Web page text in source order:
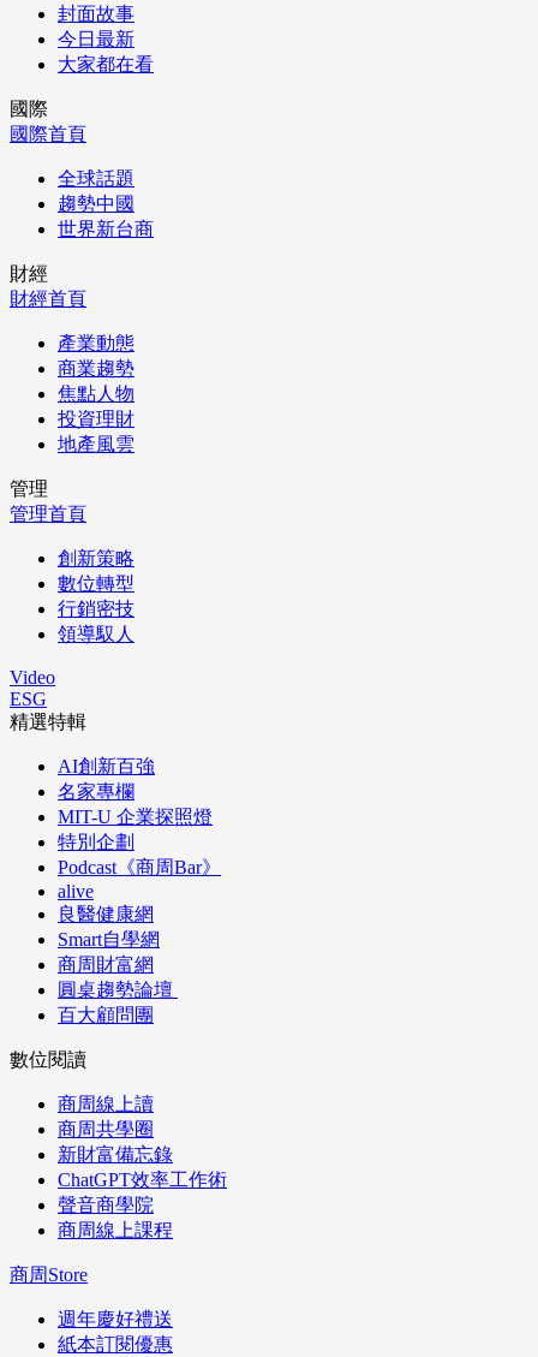
封面故事
今日最新
大家都在看
國際
國際首頁
全球話題
趨勢中國
世界新台商
財經
財經首頁
產業動態
商業趨勢
焦點人物
投資理財
地產風雲
管理
管理首頁
創新策略
數位轉型
行銷密技
領導馭人
Video
ESG
精選特輯
AI創新百強
名家專欄
MIT-U 企業探照燈
特別企劃
Podcast《商周Bar》
alive
良醫健康網
Smart自學網
商周財富網
圓桌趨勢論壇
百大顧問團
數位閱讀
商周線上讀
商周共學圈
新財富備忘錄
ChatGPT效率工作術
聲音商學院
商周線上課程
商周Store
週年慶好禮送
紙本訂閱優惠